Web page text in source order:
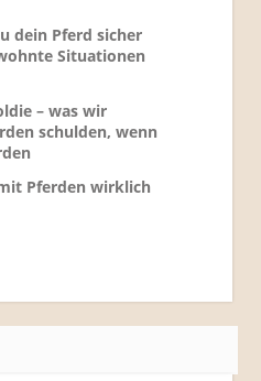
dein Pferd sicher
Situationen
– was wir
schulden, wenn
Pferden wirklich